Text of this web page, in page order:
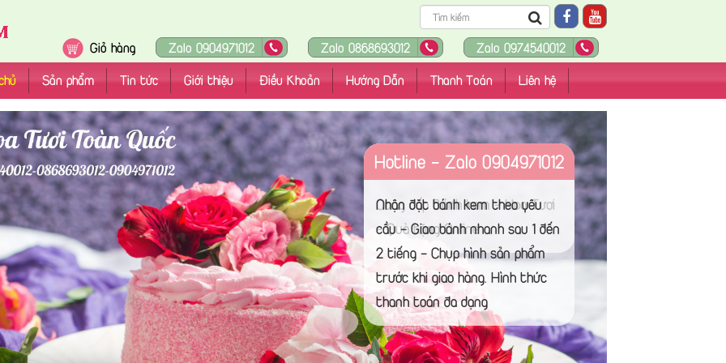
Giỏ hàng Zalo 0904971012 Zalo 0868693012
Zalo 0974540012
Sản phẩm Tin tức Giới thiệu Điều Khoản Hướng Dẫn Thanh Toán Liên hệ
Hotline - Zalo 0904971012
Nhận đặt bánh kem theo yêu
cầu - Giao bánh nhanh sau 1 đến
2 tiếng - Chụp hình sản phẩm
trước khi giao hàng. Hình thức
thanh toán đa dạng